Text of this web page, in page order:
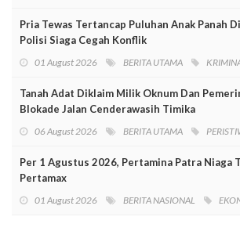
Pria Tewas Tertancap Puluhan Anak Panah
Polisi Siaga Cegah Konflik
01 August 2026 BERITA UTAMA
Tanah Adat Diklaim Milik Oknum Dan
Blokade Jalan Cenderawasih Timika
06 August 2026 BERITA UTAMA
Per 1 Agustus 2026, Pertamina Patra Niaga
Pertamax
01 August 2026 BERITA NASIONAL